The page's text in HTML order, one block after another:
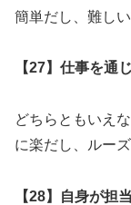
簡単だし、難し
【27】仕事を通
どちらとも
に楽だし、ルー
【28】自身が担